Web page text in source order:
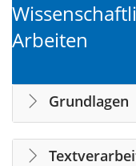
Arbeiten
Grundlagen